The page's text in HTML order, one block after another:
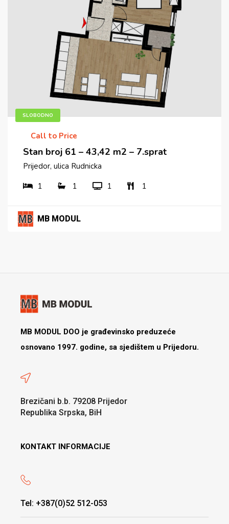
SLOBODNO
Call to Price
Stan broj 61 – 43,42 m2 – 7.sprat
Prijedor, ulica Rudnicka
1
1 1 1
MB MODUL
MB MODUL DOO je građevinsko preduzeće
osnovano 1997. godine, sa sjedištem u Prijedoru.
Brezičani b.b. 79208 Prijedor
Republika Srpska, BiH
KONTAKT INFORMACIJE
Tel: +387(0)52 512-053